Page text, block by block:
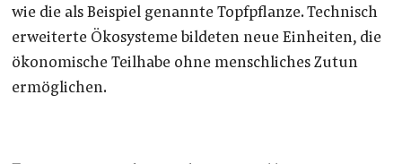
wie die als Beispiel genannte Topfpflanze. Technisch
erweiterte Ökosysteme bildeten neue Einheiten, die
ökonomische Teilhabe ohne menschliches Zutun
ermöglichen.